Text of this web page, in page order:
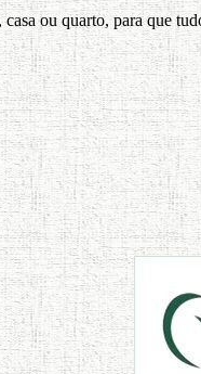
ou quarto, para que